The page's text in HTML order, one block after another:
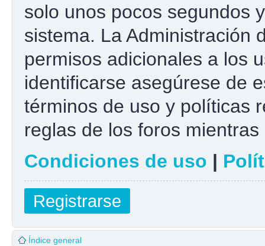
solo unos pocos segundos
sistema. La Administración
permisos adicionales a los
identificarse asegúrese de
términos de uso y políticas
reglas de los foros
Condiciones de uso |
Registrarse
Índice general